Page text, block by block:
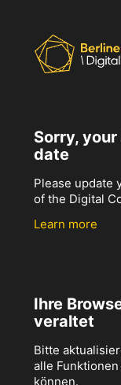
Sorry,
date
Please update
of the Digital
Learn more
Ihre
veraltet
Bitte
alle
können.